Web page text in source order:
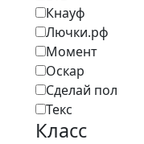
Кнауф
Лючки.рф
Момент
Оскар
Сделай пол
Текс
Класс